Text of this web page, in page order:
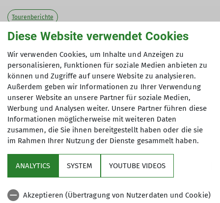
Tourenberichte
Skitourengenuss in Tirol
Tourenleiter Tillmann Kästle führte uns in das
wunderschöne Sellraintal. Am Samstag erreichten
wir nach ca. 1.300 hm die Schöntalspitze (3.002
m). Schneefall, Wind und Sonne machten die Tour
abwechslungsreich. Am Ende der Tour wurden wir
durch eine vom Gastgeber stornierte Unterkunft
Karlesspitze (2.641 m) stand am Sonntag auf dem
Diese Website verwendet Cookies
Wir verwenden Cookies, um Inhalte und Anzeigen zu
personalisieren, Funktionen für soziale Medien anbieten zu
können und Zugriffe auf unsere Website zu analysieren.
Außerdem geben wir Informationen zu Ihrer Verwendung
unserer Website an unsere Partner für soziale Medien,
Werbung und Analysen weiter. Unsere Partner führen diese
Informationen möglicherweise mit weiteren Daten
zusammen, die Sie ihnen bereitgestellt haben oder die sie
im Rahmen Ihrer Nutzung der Dienste gesammelt haben.
ANALYTICS SYSTEM YOUTUBE VIDEOS
Akzeptieren (Übertragung von Nutzerdaten und Cookie)